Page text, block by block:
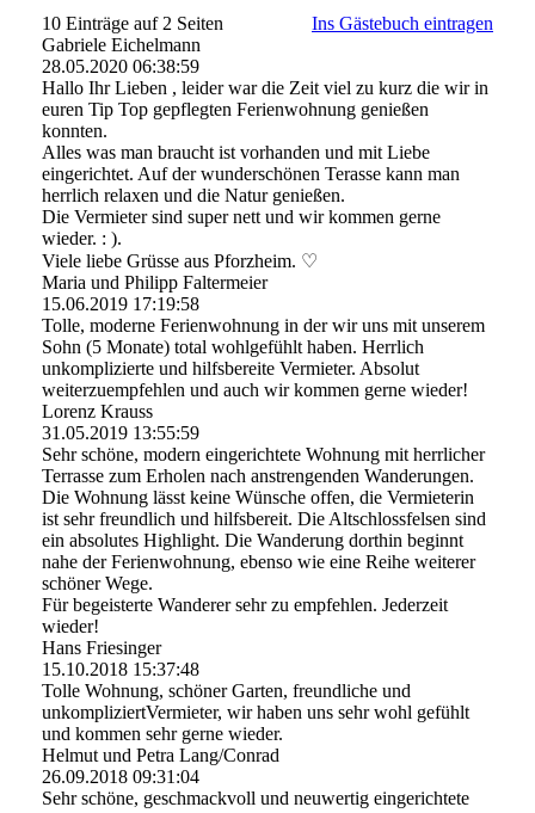
10 Einträge auf 2 Seiten
Ins Gästebuch eintragen
Gabriele Eichelmann
28.05.2020 06:38:59
Hallo Ihr Lieben , leider war die Zeit viel zu kurz die wir in
euren Tip Top gepflegten Ferienwohnung genießen
konnten.
Alles was man braucht ist vorhanden und mit Liebe
eingerichtet. Auf der wunderschönen Terasse kann man
herrlich relaxen und die Natur genießen.
Die Vermieter sind super nett und wir kommen gerne
wieder. : ).
Viele liebe Grüsse aus Pforzheim. ♡
Maria und Philipp Faltermeier
15.06.2019 17:19:58
Tolle, moderne Ferienwohnung in der wir uns mit unserem
Sohn (5 Monate) total wohlgefühlt haben. Herrlich
unkomplizierte und hilfsbereite Vermieter. Absolut
weiterzuempfehlen und auch wir kommen gerne wieder!
Lorenz Krauss
31.05.2019 13:55:59
Sehr schöne, modern eingerichtete Wohnung mit herrlicher
Terrasse zum Erholen nach anstrengenden Wanderungen.
Die Wohnung lässt keine Wünsche offen, die Vermieterin
ist sehr freundlich und hilfsbereit. Die Altschlossfelsen sind
ein absolutes Highlight. Die Wanderung dorthin beginnt
nahe der Ferienwohnung, ebenso wie eine Reihe weiterer
schöner Wege.
Für begeisterte Wanderer sehr zu empfehlen. Jederzeit
wieder!
Hans Friesinger
15.10.2018 15:37:48
Tolle Wohnung, schöner Garten, freundliche und
unkompliziertVermieter, wir haben uns sehr wohl gefühlt
und kommen sehr gerne wieder.
Helmut und Petra Lang/Conrad
26.09.2018 09:31:04
Sehr schöne, geschmackvoll und neuwertig eingerichtete